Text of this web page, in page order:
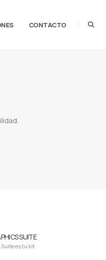
CONTACTO
SUITE
Suite es tu kit